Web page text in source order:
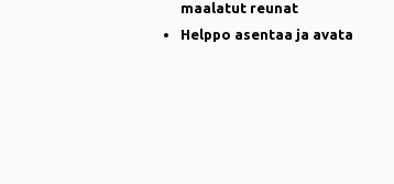
maalatut reunat
Helppo asentaa ja avata